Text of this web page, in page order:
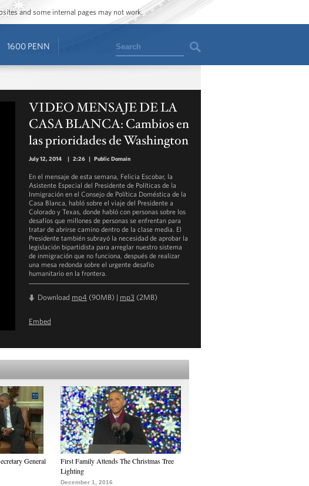
and some internal pages may not work.
1600 PENN Search
VIDEO MENSAJE DE LA
CASA BLANCA: Cambios en
las prioridades de Washington
July 12, 2014 | 2:26 | Public Domain
En el mensaje de esta semana, Felicia Escobar, la
Asistente Especial del Presidente de Políticas de la
Inmigración en el Consejo de Política Doméstica de la
Casa Blanca, habló sobre el viaje del Presidente a
Colorado y Texas, donde habló con personas sobre los
desafíos que millones de personas se enfrentan para
tratar de abrirse camino dentro de la clase media. El
Presidente también subrayó la necesidad de aprobar la
legislación bipartidista para arreglar nuestro sistema
de inmigración que no funciona, después de realizar
una mesa redonda sobre el urgente desafío
humanitario en la frontera.
Download mp4 (90MB) | mp3 (2MB)
Embed
General
First Family Attends The Christmas Tree
Lighting
December 1, 2016